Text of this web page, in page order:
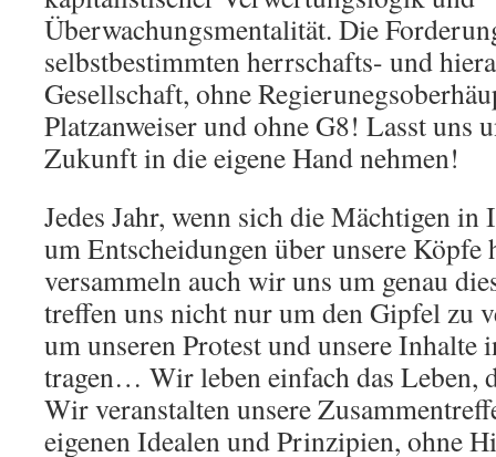
Überwachungsmentalität. Die
selbstbestimmten herrschafts- und
Gesellschaft, ohne
Platzanweiser und ohne G8! Lasst uns
Zukunft in die eigene Hand nehmen!
Jedes Jahr, wenn sich die Mächtigen
um Entscheidungen über unsere Köpfe
versammeln auch wir uns um genau
treffen uns nicht nur um den Gipfel zu
um unseren Protest und unsere
tragen… Wir leben einfach das Leben,
Wir veranstalten unsere
eigenen Idealen und Prinzipien, ohne